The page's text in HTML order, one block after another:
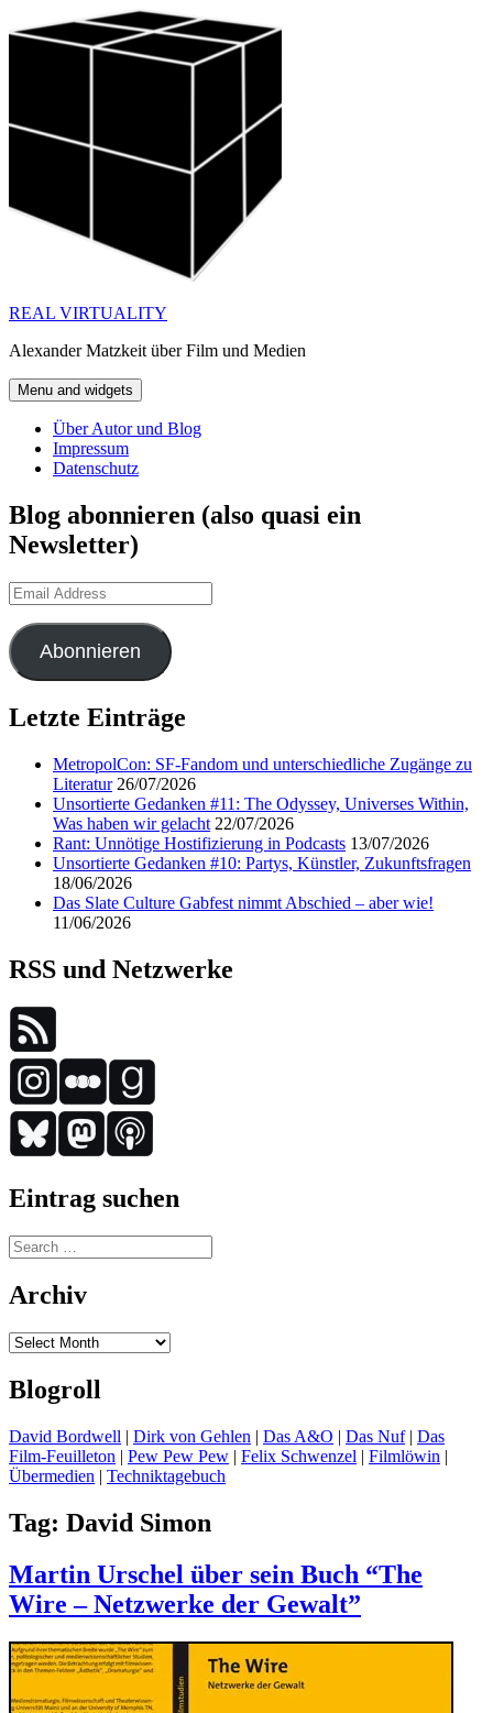
to
REAL VIRTUALITY
Alexander Matzkeit über Film und Medien
Menu and widgets
Über Autor und Blog
Impressum
Datenschutz
Blog abonnieren (also quasi ein
Newsletter)
Email
Address
Abonnieren
Letzte Einträge
MetropolCon: SF-Fandom und unterschiedliche Zugänge zu
Literatur 26/07/2026
Unsortierte Gedanken #11: The Odyssey, Universes Within,
Was haben wir gelacht 22/07/2026
Rant: Unnötige Hostifizierung in Podcasts 13/07/2026
Unsortierte Gedanken #10: Partys, Künstler, Zukunftsfragen
18/06/2026
Das Slate Culture Gabfest nimmt Abschied – aber wie!
11/06/2026
RSS und Netzwerke
Eintrag suchen
Search
for:
Archiv
Archiv
Blogroll
David Bordwell | Dirk von Gehlen | Das A&O | Das Nuf| Das
Film-Feuilleton | Pew Pew Pew | Felix Schwenzel | Filmlöwin |
Übermedien | Techniktagebuch
Tag: David Simon
Martin Urschel über sein Buch “The
Wire – Netzwerke der Gewalt”